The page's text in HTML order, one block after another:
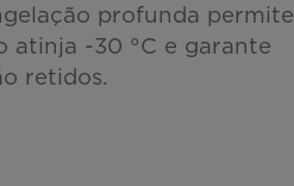
profunda permite
atinja -30 °C e garante
retidos.